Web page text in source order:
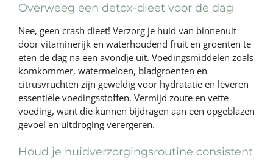
Overweeg een detox-dieet voor de dag
Nee, geen crash dieet! Verzorg je huid van binnenuit
door vitaminerijk en waterhoudend fruit en groenten te
eten de dag na een avondje uit. Voedingsmiddelen zoals
komkommer, watermeloen, bladgroenten en
citrusvruchten zijn geweldig voor hydratatie en leveren
essentiële voedingsstoffen. Vermijd zoute en vette
voeding, want die kunnen bijdragen aan een opgeblazen
gevoel en uitdroging verergeren.
Houd je huidverzorgingsroutine consistent